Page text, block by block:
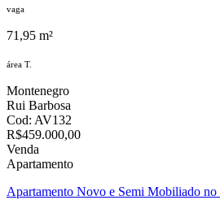
vaga
71,95 m²
área T.
Montenegro
Rui Barbosa
Cod: AV132
R$459.000,00
Venda
Apartamento
Apartamento Novo e Semi Mobiliado